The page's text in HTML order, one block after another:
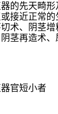
的先天畸
接近正常
术、阴茎
茎再造术
官短小者